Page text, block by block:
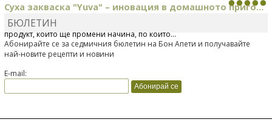
Суха закваска "Yuva" – иновация в домашното приго...
Отскоро Лесафр България стартира предлагането на изцяло нов
продукт, който ще промени начина, по който...
БЮЛЕТИН
Абонирайте се за седмичния бюлетин на Бон Апети и получавайте
най-новите рецепти и новини
E-mail: